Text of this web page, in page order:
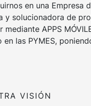
en una Empresa
y solucionadora de
mediante APPS
en las PYMES,
VISIÓN